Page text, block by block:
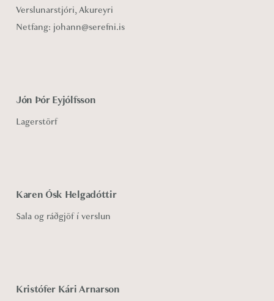
Verslunarstjóri, Akureyri
Netfang: johann@serefni.is
Jón Þór Eyjólfsson
Lagerstörf
Karen Ósk Helgadóttir
Sala og ráðgjöf í verslun
Kristófer Kári Arnarson